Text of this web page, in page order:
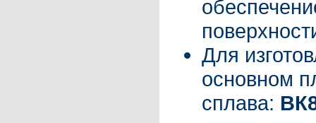
Для
основном
сплава: